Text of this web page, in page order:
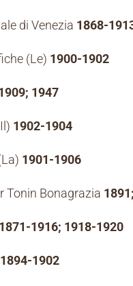
di Venezia 1868-
(Le) 1900-1902
1947
1902-1904
1901-1906
Tonin Bonagrazia
1871-1916; 1918-1920
1894-1902